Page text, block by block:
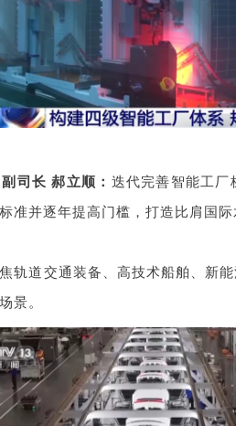
司长 郝立顺： 迭代完善智能工厂
准并逐年提高门槛，打造比肩国际
轨道交通装备、高技术船舶、新
景。